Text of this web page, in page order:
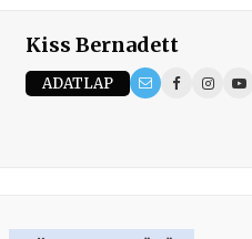
Kiss Bernadett
ADATLAP